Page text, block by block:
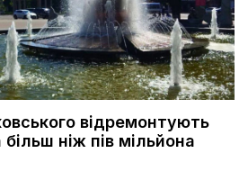
відремонтують
ніж пів мільйона